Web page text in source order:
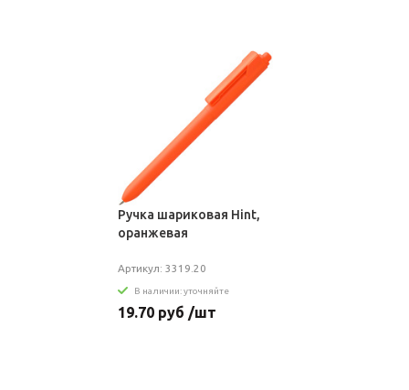
Ручка шариковая Hint,
оранжевая
Артикул: 3319.20
В наличии: уточняйте
19.70 руб /шт